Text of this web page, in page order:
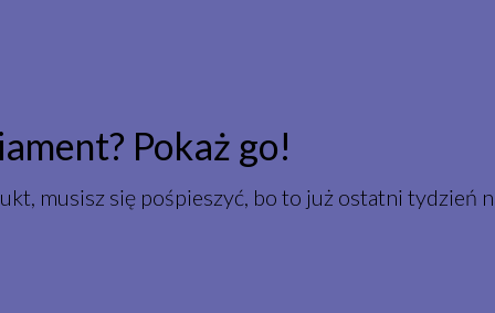
Pokaż go!
musisz się pośpieszyć, bo to już ostatni tydzień